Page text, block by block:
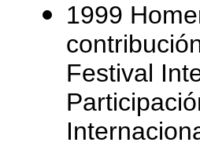
1999
Festival